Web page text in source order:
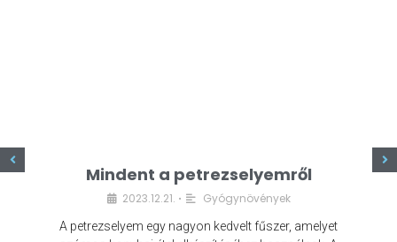
Mindent a petrezselyemről
2023.12.21. • Gyógynövények
A petrezselyem egy nagyon kedvelt fűszer, amelyet